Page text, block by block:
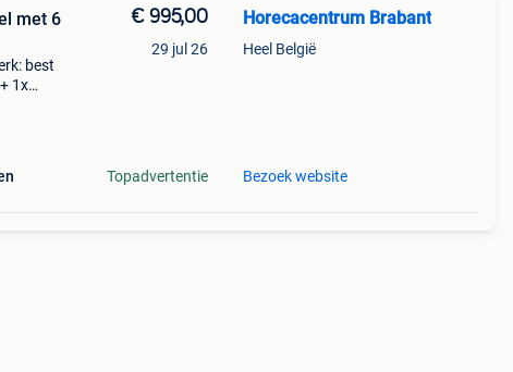
met 6
best
1x
€ 995,00
29 jul 26
Topadvertentie
Horecacentrum Brabant
Heel België
Bezoek website